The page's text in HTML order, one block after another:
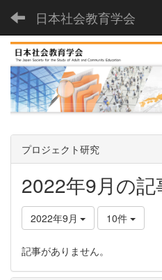
日本社会教育学会
プロジェクト研究
2022年9月の記
2022年9月 10件
記事がありません。